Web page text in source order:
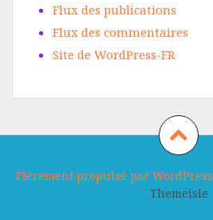
Flux des publications
Flux des commentaires
Site de WordPress-FR
Fièrement propulsé par WordPress
Themeisle